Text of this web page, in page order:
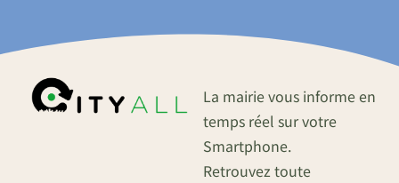
La mairie vous informe en
temps réel sur votre
Smartphone.
Retrouvez toute